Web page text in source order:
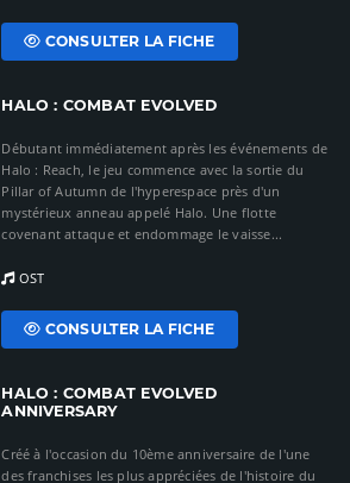
CONSULTER LA FICHE
HALO : COMBAT EVOLVED
Débutant immédiatement après les événements de
Halo : Reach, le jeu commence avec la sortie du
Pillar of Autumn de l'hyperespace près d'un
mystérieux anneau appelé Halo. Une flotte
covenant attaque et endommage le vaisse...
OST
CONSULTER LA FICHE
HALO : COMBAT EVOLVED
ANNIVERSARY
Créé à l'occasion du 10ème anniversaire de l'une
des franchises les plus appréciées de l'histoire du